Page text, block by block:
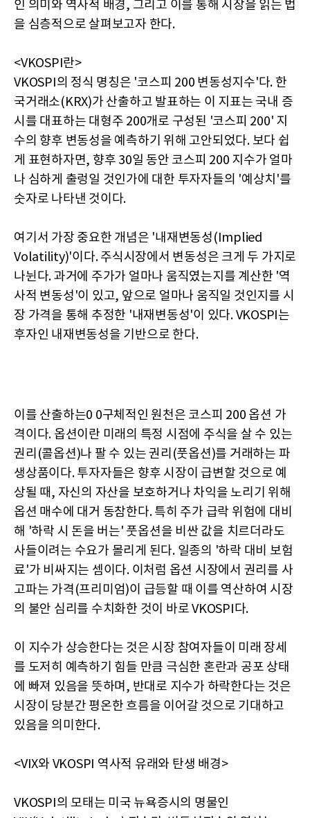
인 의미와 역사적 배경, 그리고 이를 통해 시장을 읽는 법
을 심층적으로 살펴보고자 한다.
<VKOSPI란>
VKOSPI의 정식 명칭은 '코스피 200 변동성지수'다. 한
국거래소(KRX)가 산출하고 발표하는 이 지표는 국내 증
시를 대표하는 대형주 200개로 구성된 '코스피 200' 지
수의 향후 변동성을 예측하기 위해 고안되었다. 보다 쉽
게 표현하자면, 향후 30일 동안 코스피 200 지수가 얼마
나 심하게 출렁일 것인가에 대한 투자자들의 '예상치'를
숫자로 나타낸 것이다.
여기서 가장 중요한 개념은 '내재변동성(Implied
Volatility)'이다. 주식시장에서 변동성은 크게 두 가지로
나뉜다. 과거에 주가가 얼마나 움직였는지를 계산한 '역
사적 변동성'이 있고, 앞으로 얼마나 움직일 것인지를 시
장 가격을 통해 추정한 '내재변동성'이 있다. VKOSPI는
후자인 내재변동성을 기반으로 한다.
이를 산출하는0 0구체적인 원천은 코스피 200 옵션 가
격이다. 옵션이란 미래의 특정 시점에 주식을 살 수 있는
권리(콜옵션)나 팔 수 있는 권리(풋옵션)를 거래하는 파
생상품이다. 투자자들은 향후 시장이 급변할 것으로 예
상될 때, 자신의 자산을 보호하거나 차익을 노리기 위해
옵션 매수에 대거 동참한다. 특히 주가 급락 위험에 대비
해 '하락 시 돈을 버는' 풋옵션을 비싼 값을 치르더라도
사들이려는 수요가 몰리게 된다. 일종의 '하락 대비 보험
료'가 비싸지는 셈이다. 이처럼 옵션 시장에서 권리를 사
고파는 가격(프리미엄)이 급등할 때 이를 역산하여 시장
의 불안 심리를 수치화한 것이 바로 VKOSPI다.
이 지수가 상승한다는 것은 시장 참여자들이 미래 장세
를 도저히 예측하기 힘들 만큼 극심한 혼란과 공포 상태
에 빠져 있음을 뜻하며, 반대로 지수가 하락한다는 것은
시장이 당분간 평온한 흐름을 이어갈 것으로 기대하고
있음을 의미한다.
<VIX와 VKOSPI 역사적 유래와 탄생 배경>
VKOSPI의 모태는 미국 뉴욕증시의 명물인